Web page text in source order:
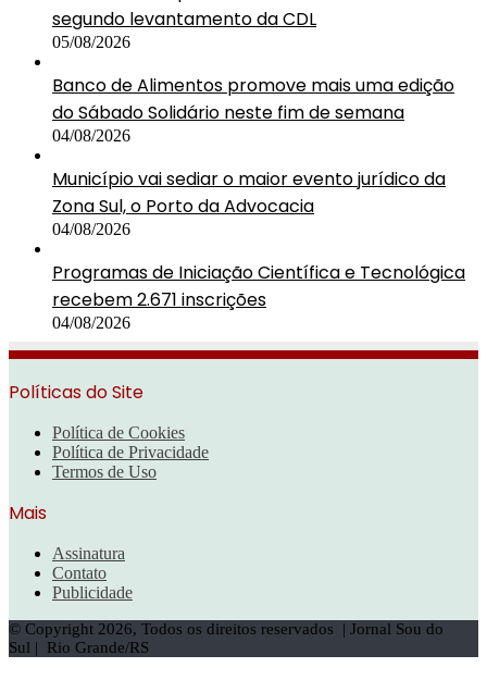
segundo levantamento da CDL
05/08/2026
Banco de Alimentos promove mais uma edição
do Sábado Solidário neste fim de semana
04/08/2026
Município vai sediar o maior evento jurídico da
Zona Sul, o Porto da Advocacia
04/08/2026
Programas de Iniciação Científica e Tecnológica
recebem 2.671 inscrições
04/08/2026
Políticas do Site
Política de Cookies
Política de Privacidade
Termos de Uso
Mais
Assinatura
Contato
Publicidade
© Copyright 2026, Todos os direitos reservados | Jornal Sou do
Sul | Rio Grande/RS